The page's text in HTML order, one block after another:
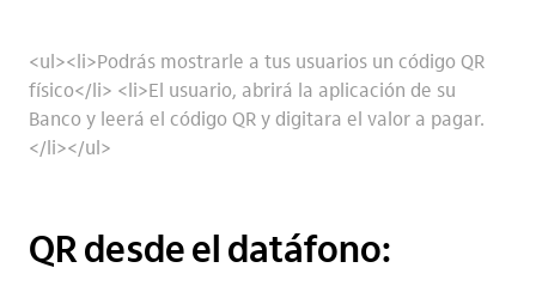
<ul><li>Podrás mostrarle a tus usuarios un código QR
físico</li> <li>El usuario, abrirá la aplicación de su
Banco y leerá el código QR y digitara el valor a pagar.
</li></ul>
QR desde el datáfono: